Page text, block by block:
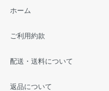
ホーム
ご利用約款
配送・送料について
返品について